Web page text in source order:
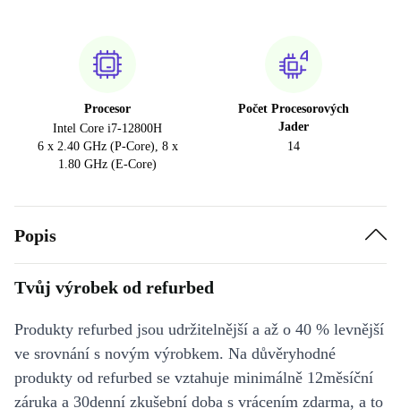
Procesor
Intel Core i7-12800H
6 x 2.40 GHz (P-Core), 8 x
1.80 GHz (E-Core)
Počet Procesorových
Jader
14
Popis
Tvůj výrobek od refurbed
Produkty refurbed jsou udržitelnější a až o 40 % levnější
ve srovnání s novým výrobkem. Na důvěryhodné
produkty od refurbed se vztahuje minimálně 12měsíční
záruka a 30denní zkušební doba s vrácením zdarma, a to